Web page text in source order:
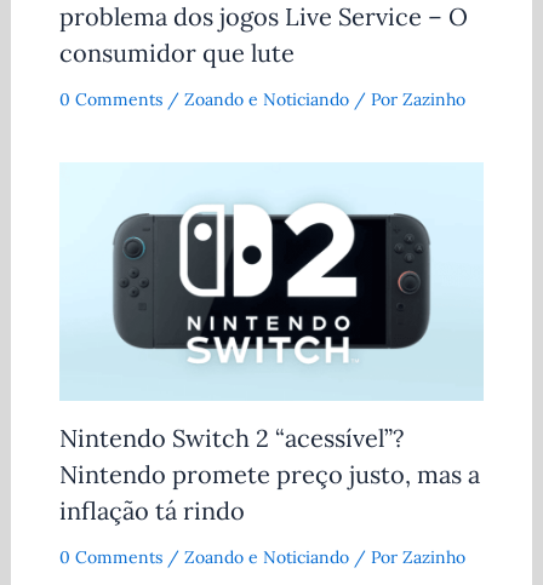
problema dos jogos Live Service – O
consumidor que lute
0 Comments / Zoando e Noticiando/ Por Zazinho
Nintendo Switch 2 “acessível”?
Nintendo promete preço justo, mas a
inflação tá rindo
0 Comments / Zoando e Noticiando/ Por Zazinho